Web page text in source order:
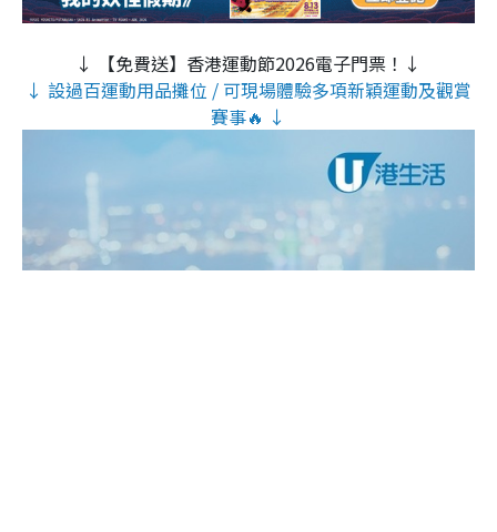
↓ 【免費送】香港運動節2026電子門票！↓
↓ 設過百運動用品攤位 / 可現場體驗多項新穎運動及觀賞
賽事🔥 ↓